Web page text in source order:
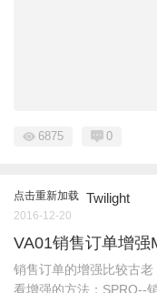
6875 0
点击重新加载 Twilight
2016-12-20
VA01销售订单增强
销售订单的增强比较古
看增强的方法：SPRO--